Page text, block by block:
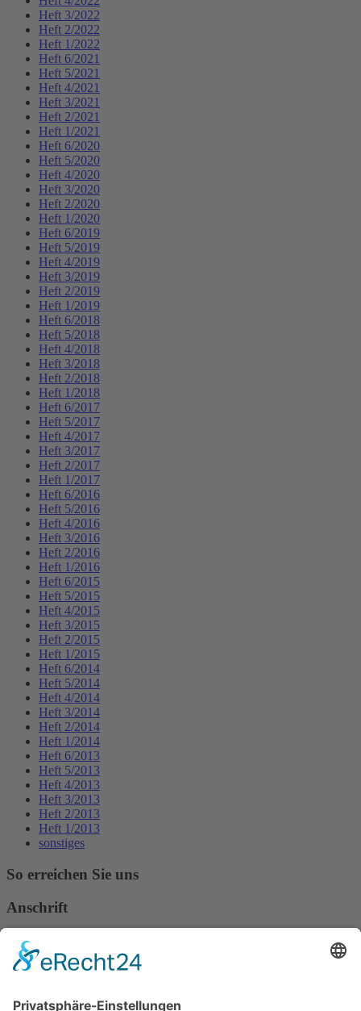
Heft 3/2022
Heft 2/2022
Heft 1/2022
Heft 6/2021
Heft 5/2021
Heft 4/2021
Heft 3/2021
Heft 2/2021
Heft 1/2021
Heft 6/2020
Heft 5/2020
Heft 4/2020
Heft 3/2020
Heft 2/2020
Heft 1/2020
Heft 6/2019
Heft 5/2019
Heft 4/2019
Heft 3/2019
Heft 2/2019
Heft 1/2019
Heft 6/2018
Heft 5/2018
Heft 4/2018
Heft 3/2018
Heft 2/2018
Heft 1/2018
Heft 6/2017
Heft 5/2017
Heft 4/2017
Heft 3/2017
Heft 2/2017
Heft 1/2017
Heft 6/2016
Heft 5/2016
Heft 4/2016
Heft 3/2016
Heft 2/2016
Heft 1/2016
Heft 6/2015
Heft 5/2015
Heft 4/2015
Heft 3/2015
Heft 2/2015
Heft 1/2015
Heft 6/2014
Heft 5/2014
Heft 4/2014
Heft 3/2014
Heft 2/2014
Heft 1/2014
Heft 6/2013
Heft 5/2013
Heft 4/2013
Heft 3/2013
Heft 2/2013
Heft 1/2013
sonstiges
So erreichen Sie uns
Anschrift
Verband Deutscher Tierheilpraktiker e.V.
Verbandsverwaltung
Am Rosenbraken 12